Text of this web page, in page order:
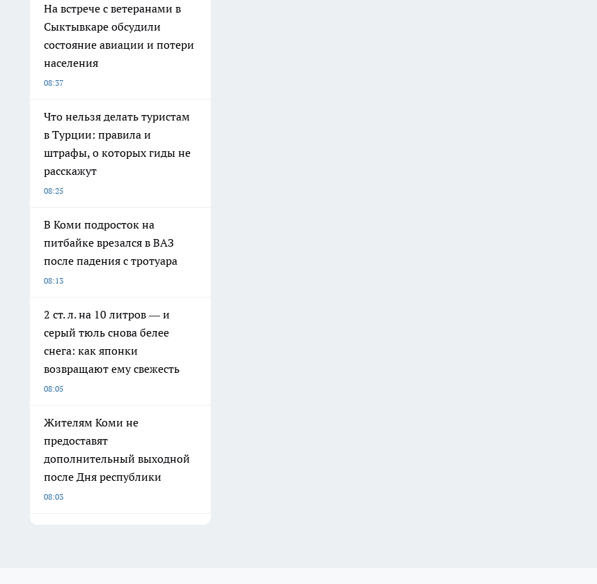
На встрече с ветеранами в
Сыктывкаре обсудили
состояние авиации и потери
населения
08:37
Что нельзя делать туристам
в Турции: правила и
штрафы, о которых гиды не
расскажут
08:25
В Коми подросток на
питбайке врезался в ВАЗ
после падения с тротуара
08:13
2 ст. л. на 10 литров — и
серый тюль снова белее
снега: как японки
возвращают ему свежесть
08:05
Жителям Коми не
предоставят
дополнительный выходной
после Дня республики
08:03